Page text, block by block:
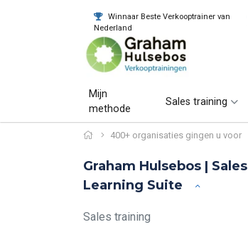
Winnaar Beste Verkooptrainer van
Nederland
Mijn
methode
Sales training
400+ organisaties gingen u voor
Graham Hulsebos | Sales
Learning Suite
Sales training